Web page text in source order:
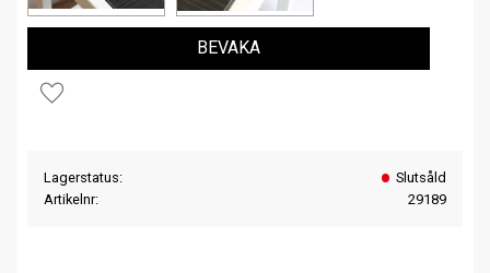
Lägg till i favoriter
BEVAKA
Lagerstatus
Slutsåld
Artikelnr
29189